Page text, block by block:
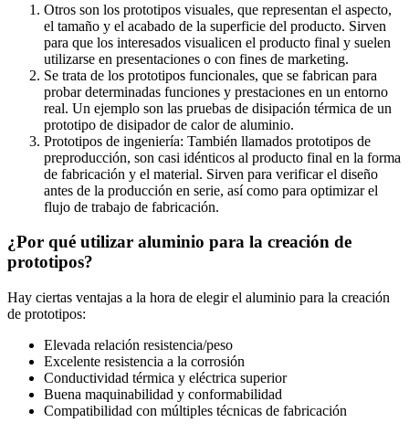
Otros son los prototipos visuales, que representan el aspecto,
el tamaño y el acabado de la superficie del producto. Sirven
para que los interesados visualicen el producto final y suelen
utilizarse en presentaciones o con fines de marketing.
Se trata de los prototipos funcionales, que se fabrican para
probar determinadas funciones y prestaciones en un entorno
real. Un ejemplo son las pruebas de disipación térmica de un
prototipo de disipador de calor de aluminio.
Prototipos de ingeniería: También llamados prototipos de
preproducción, son casi idénticos al producto final en la forma
de fabricación y el material. Sirven para verificar el diseño
antes de la producción en serie, así como para optimizar el
flujo de trabajo de fabricación.
¿Por qué utilizar aluminio para la creación de
prototipos?
Hay ciertas ventajas a la hora de elegir el aluminio para la creación
de prototipos:
Elevada relación resistencia/peso
Excelente resistencia a la corrosión
Conductividad térmica y eléctrica superior
Buena maquinabilidad y conformabilidad
Compatibilidad con múltiples técnicas de fabricación